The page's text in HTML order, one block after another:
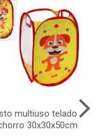
multiuso telado
30x30x50cm